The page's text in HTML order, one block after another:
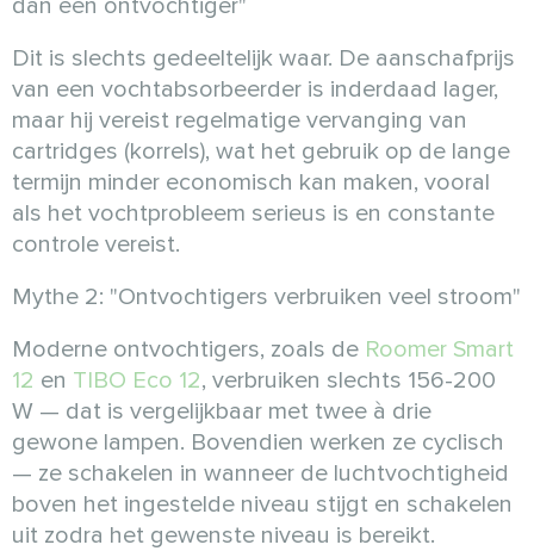
Dit is slechts gedeeltelijk waar. De aanschafprijs
van een vochtabsorbeerder is inderdaad lager,
maar hij vereist regelmatige vervanging van
cartridges (korrels), wat het gebruik op de lange
termijn minder economisch kan maken, vooral
als het vochtprobleem serieus is en constante
controle vereist.
Mythe 2: "Ontvochtigers verbruiken veel stroom"
Moderne ontvochtigers, zoals de Roomer Smart
12 en TIBO Eco 12, verbruiken slechts 156-200
W — dat is vergelijkbaar met twee à drie
gewone lampen. Bovendien werken ze cyclisch
— ze schakelen in wanneer de luchtvochtigheid
boven het ingestelde niveau stijgt en schakelen
uit zodra het gewenste niveau is bereikt.